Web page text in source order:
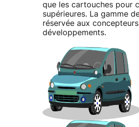
que les cartouches pour
supérieures. La gamme
réservée aux
développements.